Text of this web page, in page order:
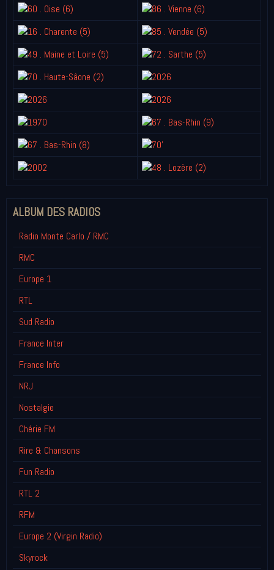
ALBUM DES RADIOS
Radio Monte Carlo / RMC
RMC
Europe 1
RTL
Sud Radio
France Inter
France Info
NRJ
Nostalgie
Chérie FM
Rire & Chansons
Fun Radio
RTL 2
RFM
Europe 2 (Virgin Radio)
Skyrock